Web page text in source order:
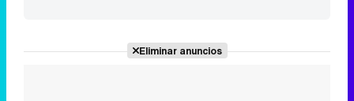
Eliminar anuncios